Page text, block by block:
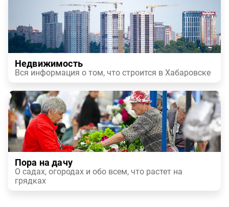
Недвижимость
Вся информация о том, что строится в Хабаровске
Пора на дачу
О садах, огородах и обо всем, что растет на
грядках